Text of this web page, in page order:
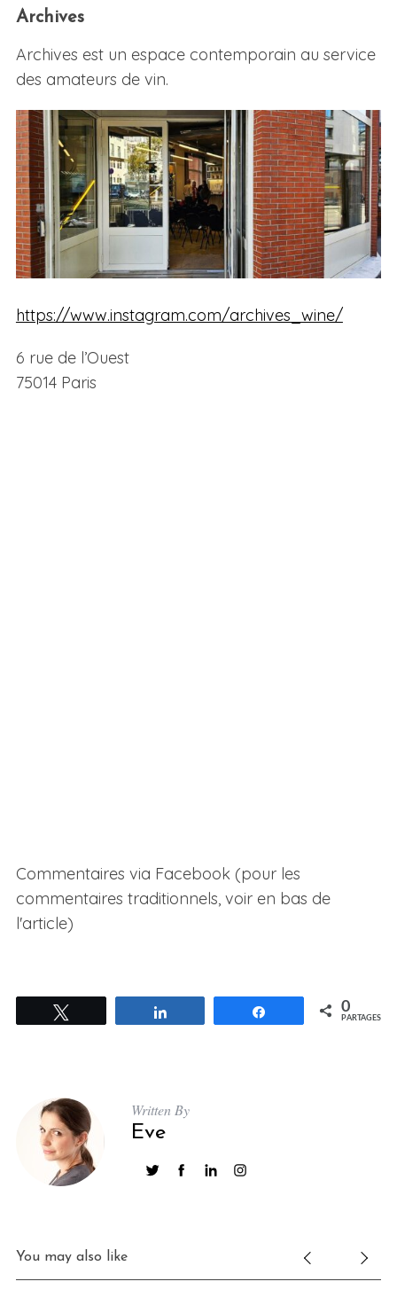
Archives
Archives est un espace contemporain au service
des amateurs de vin.
https://www.instagram.com/archives_wine/
6 rue de l’Ouest
75014 Paris
Commentaires via Facebook (pour les
commentaires traditionnels, voir en bas de
l'article)
Partagez 0
PARTAGES
Written By
Eve
You may also like